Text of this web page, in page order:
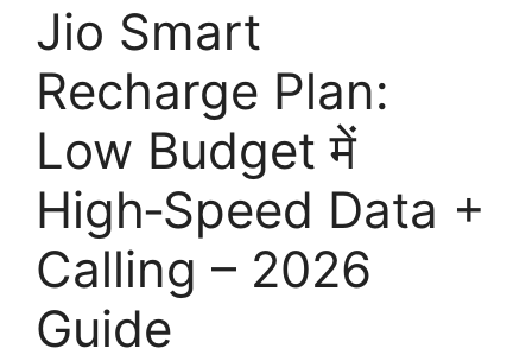
Jio Smart
Recharge Plan:
Low Budget में
High‑Speed Data +
Calling – 2026
Guide